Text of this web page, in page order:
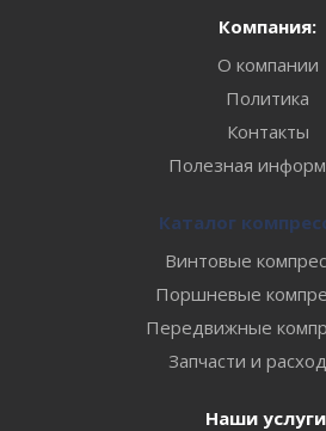
Компания:
О компании
Политика
Контакты
Полезная
Каталог
Винтовые
Поршневые
Передвижные
Запчасти и
Наши